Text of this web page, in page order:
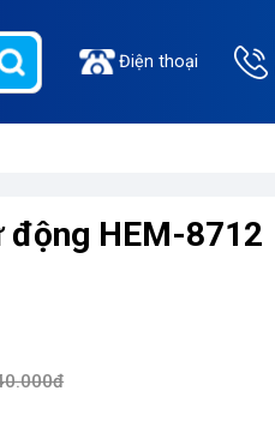
Điện thoại
động HEM-8712